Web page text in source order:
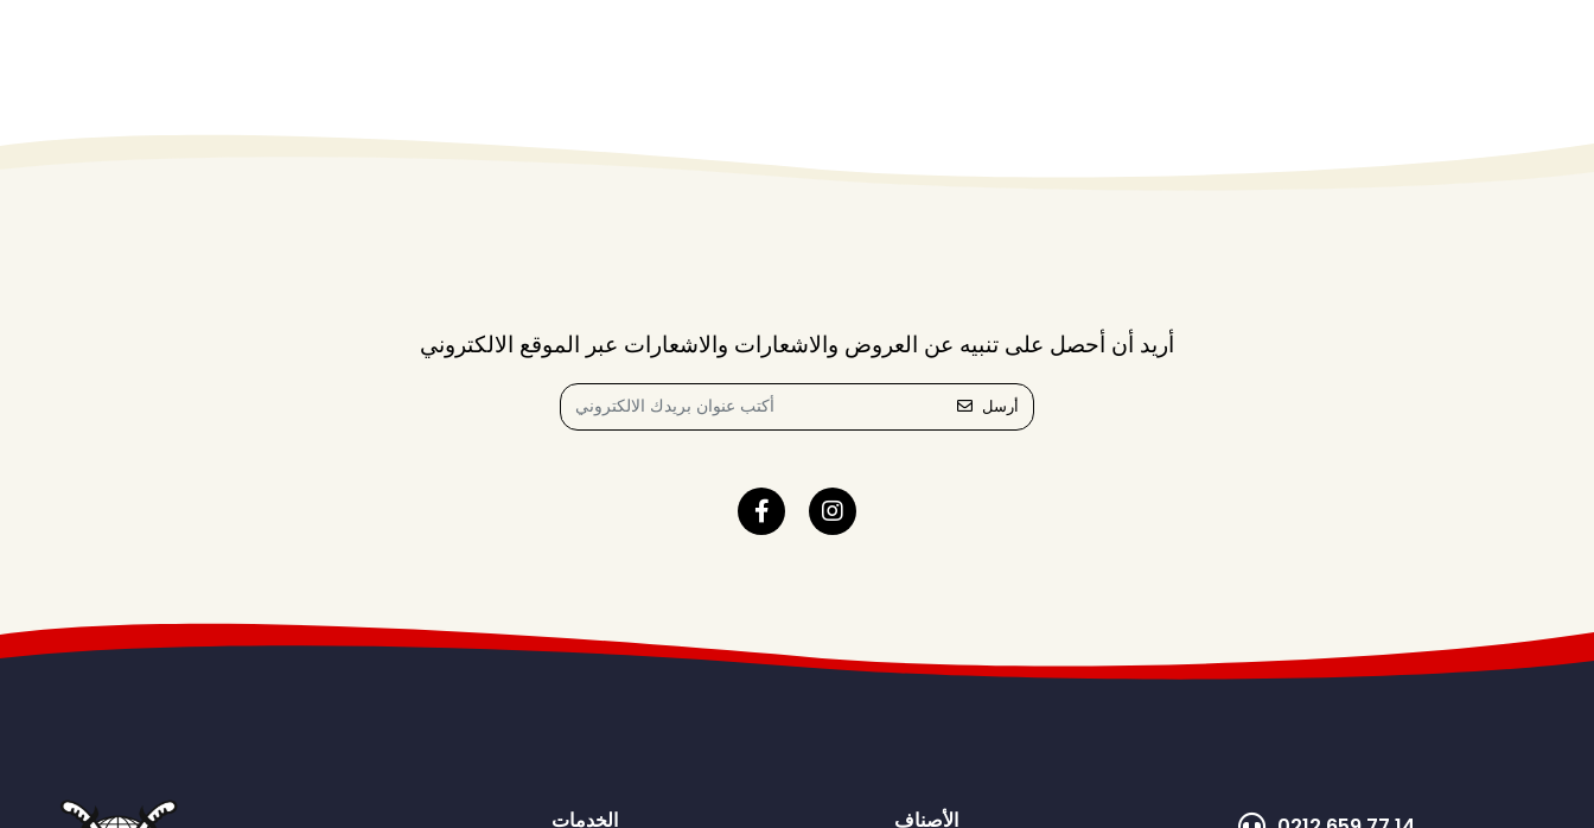
أريد أن أحصل على تنبيه عن العروض والاشعارات والاشعارات عبر الموقع الالكتروني
أرسل
الخدمات الأصناف